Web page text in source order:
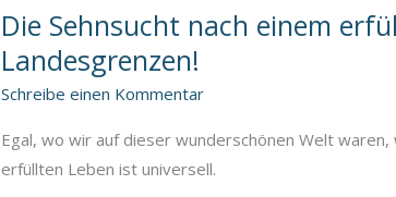
im
Finden
von
Freiheit
Die Sehnsucht nach einem
Landesgrenzen!
Schreibe einen Kommentar
Egal, wo wir auf dieser wunderschönen Welt
erfüllten Leben ist universell.